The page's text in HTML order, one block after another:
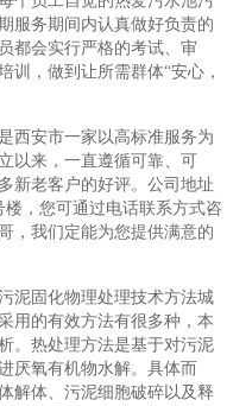
服务期间内认真做好负责的
都会实行严格的考试、审
训，做到让所需群体“安心，
西安市一家以高标准服务为
以来，一直遵循可靠、可
新老客户的好评。公司地址
，您可通过电话联系方式咨
，我们定能为您提供满意的
泥固化物理处理技术方法城
用的有效方法有很多种，本
。热处理方法是基于对污泥
厌氧有机物水解。具体而
解体、污泥细胞破碎以及释